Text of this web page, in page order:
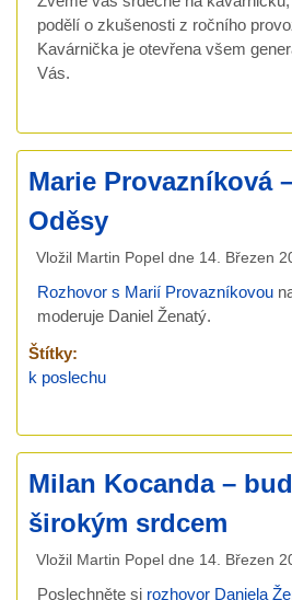
podělí o zkušenosti z ročního
Kavárnička je otevřena všem
Vás.
Marie Provazníková
Oděsy
Vložil Martin Popeldne 14. Březen
Rozhovor s Marií Provazníkovou
moderuje Daniel Ženatý.
Štítky:
k poslechu
Milan Kocanda –
širokým srdcem
Vložil Martin Popeldne 14. Březen
Poslechněte si rozhovor Daniela